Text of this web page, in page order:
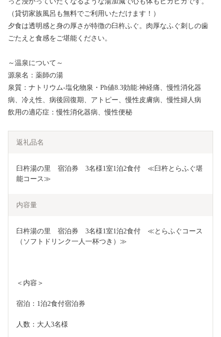
（貸切家族風呂も無料でご利用いただけます！）
夕食は透明感と身の厚さが特徴の臼杵ふぐ。肉厚なふぐ刺しの歯
ごたえと食感をご堪能ください。
～温泉について～
源泉名：薬師の湯
泉質：ナトリウム-塩化物泉・Ph値8.3効能:神経痛、慢性消化器
病、冷え性、病後回復期、アトピー、慢性皮膚病、慢性婦人病
飲用の適応症：慢性消化器病、慢性便秘
返礼品名
臼杵湯の里　宿泊券　3名様1室1泊2食付　≪臼杵とらふぐ堪
能コース≫
内容量
臼杵湯の里　宿泊券　3名様1室1泊2食付　≪とらふぐコース
（ソフトドリンク一人一杯つき）≫
＜内容＞
宿泊：1泊2食付宿泊券
人数：大人3名様